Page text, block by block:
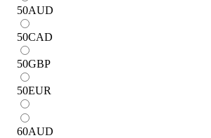
50AUD
50CAD
50GBP
50EUR
60AUD